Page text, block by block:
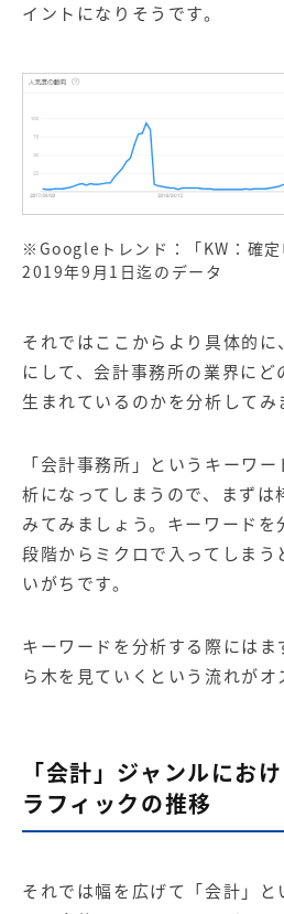
イントになりそうです。
※Googleトレンド：「KW：確
2019年9月1日迄のデータ
それではここからより具体的
にして、会計事務所の業界に
生まれているのかを分析してみ
「会計事務所」というキーワ
析になってしまうので、まずは
みてみましょう。キーワード
段階からミクロで入ってしまう
いがちです。
キーワードを分析する際には
ら木を見ていくという流れがオ
「会計」ジャンルにお
ラフィックの推移
それでは幅を広げて「会計」